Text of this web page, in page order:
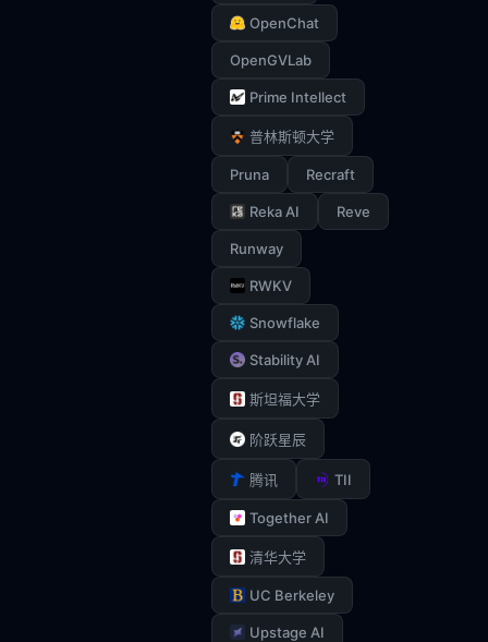
OpenChat
OpenGVLab
Prime Intellect
普林斯顿大学
Pruna Recraft
Reka AI Reve
Runway
RWKV
Snowflake
Stability AI
斯坦福大学
阶跃星辰
腾讯 TII
Together AI
清华大学
UC Berkeley
Upstage AI